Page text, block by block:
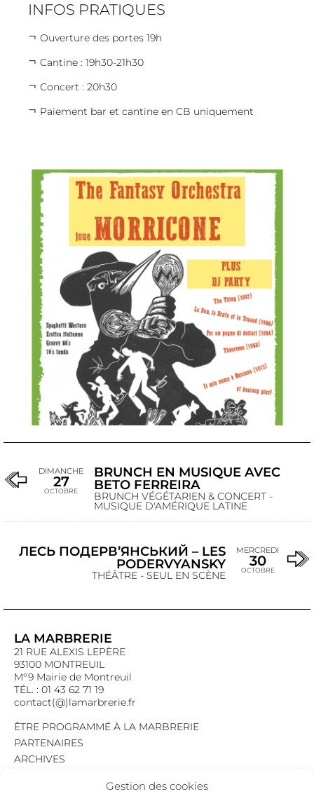
Gestion des cookies
INFOS PRATIQUES
Ouverture des portes 19h
Cantine : 19h30-21h30
Concert : 20h30
Paiement bar et cantine en CB uniquement
DIMANCHE
27
OCTOBRE
BRUNCH EN MUSIQUE AVEC
BETO FERREIRA
BRUNCH VÉGÉTARIEN & CONCERT -
MUSIQUE D'AMÉRIQUE LATINE
ЛЕСЬ ПОДЕРВ’ЯНСЬКИЙ – LES
PODERVYANSKY
THÉÂTRE - SEUL EN SCÈNE
MERCREDI
30
OCTOBRE
LA MARBRERIE
21 RUE ALEXIS LEPÈRE
93100 MONTREUIL
M°9 Mairie de Montreuil
TÉL. : 01 43 62 71 19
contact(@)lamarbrerie.fr
ÊTRE PROGRAMMÉ À LA MARBRERIE
PARTENAIRES
ARCHIVES
MENTIONS LÉGALES